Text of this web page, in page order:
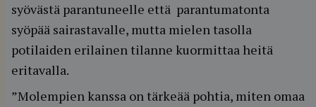
syövästä parantuneelle että parantumatonta
syöpää sairastavalle, mutta mielen tasolla
potilaiden erilainen tilanne kuormittaa heitä
eritavalla.
”Molempien kanssa on tärkeää pohtia, miten omaa